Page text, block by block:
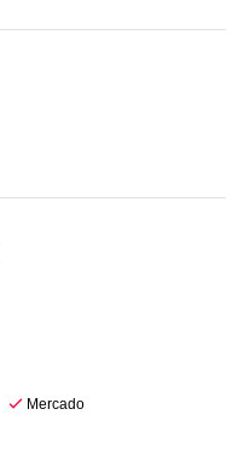
Mercado